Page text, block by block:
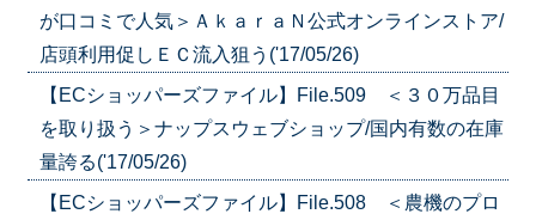
が口コミで人気＞ＡｋａｒａＮ公式オンラインストア/
店頭利用促しＥＣ流入狙う('17/05/26)
【ECショッパーズファイル】File.509 ＜３０万品目
を取り扱う＞ナップスウェブショップ/国内有数の在庫
量誇る('17/05/26)
【ECショッパーズファイル】File.508 ＜農機のプロ